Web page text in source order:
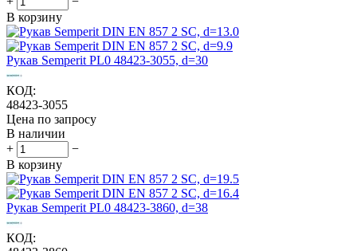
В корзину
Рукав Semperit PL0 48423-3055, d=30
КОД:
48423-3055
Цена по запросу
В наличии
+
−
В корзину
Рукав Semperit PL0 48423-3860, d=38
КОД: